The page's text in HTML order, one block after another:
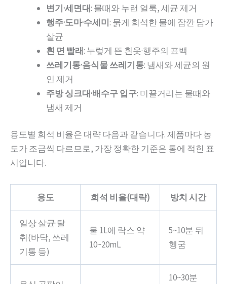
변기·세면대: 물때와 누런 얼룩, 세균 제거
행주·도마·수세미: 묽게 희석한 물에 잠깐 담가
살균
흰 면 빨래: 누렇게 뜬 흰옷·행주의 표백
쓰레기통·음식물 쓰레기통: 냄새와 세균의 원
인 제거
주방 싱크대·배수구 입구: 미끌거리는 물때와
냄새 제거
용도별 희석 비율은 대략 다음과 같습니다. 제품마다 농
도가 조금씩 다르므로, 가장 정확한 기준은 통에 적힌 표
시입니다.
용도 희석 비율(대략) 방치 시간
일상 살균·탈
취(바닥, 쓰레
기통 등)
물 1L에 락스 약
10~20mL
5~10분 뒤
헹굼
10~30분